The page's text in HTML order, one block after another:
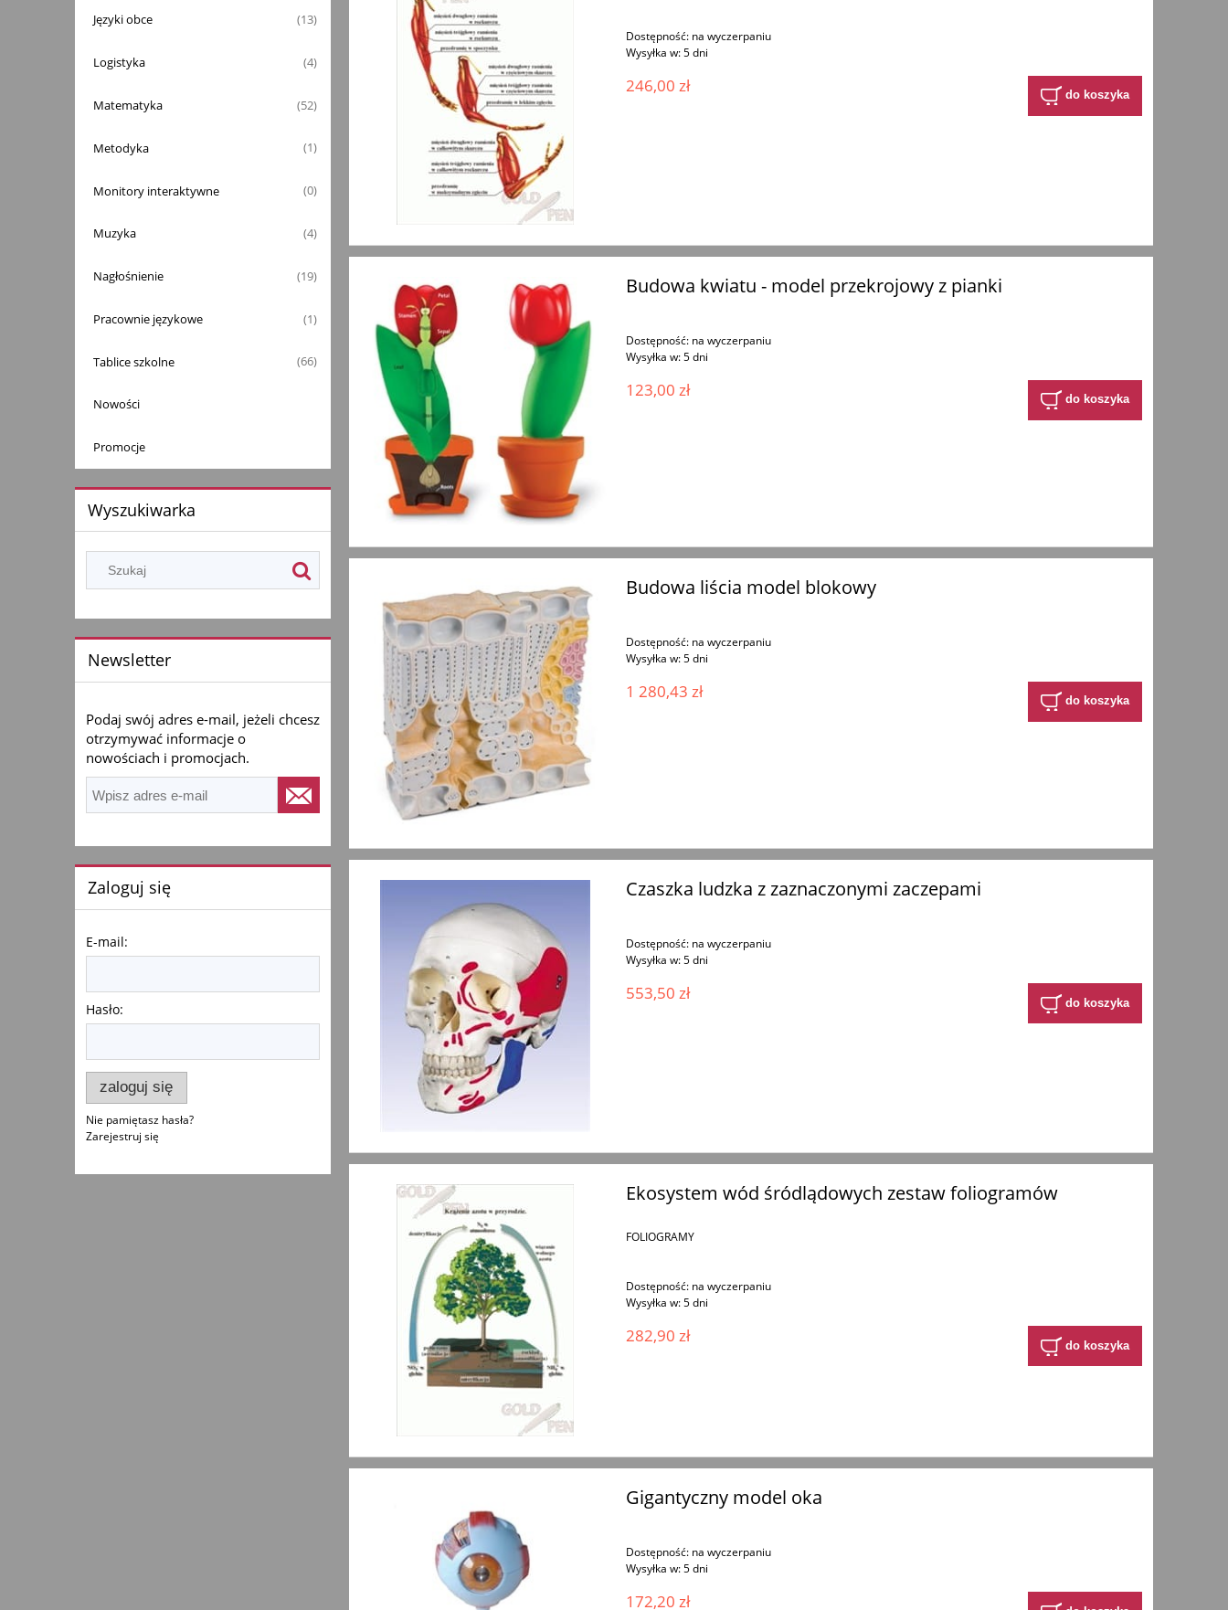
Języki obce (13)
Logistyka (4)
Matematyka (52)
Metodyka (1)
Monitory interaktywne (0)
Muzyka (4)
Nagłośnienie (19)
Pracownie językowe (1)
Tablice szkolne (66)
Nowości
Promocje
Wyszukiwarka
Newsletter
Podaj swój adres e-mail, jeżeli chcesz
otrzymywać informacje o
nowościach i promocjach.
Zaloguj się
E-mail:
Hasło:
zaloguj się
Nie pamiętasz hasła?
Zarejestruj się
Dostępność: na wyczerpaniu
Wysyłka w:5 dni
246,00 zł do koszyka
Budowa kwiatu - model przekrojowy z pianki
Dostępność: na wyczerpaniu
Wysyłka w:5 dni
123,00 zł do koszyka
Budowa liścia model blokowy
Dostępność: na wyczerpaniu
Wysyłka w:5 dni
1 280,43 zł do koszyka
Czaszka ludzka z zaznaczonymi zaczepami
Dostępność: na wyczerpaniu
Wysyłka w:5 dni
553,50 zł do koszyka
Ekosystem wód śródlądowych zestaw foliogramów
FOLIOGRAMY
Dostępność: na wyczerpaniu
Wysyłka w:5 dni
282,90 zł do koszyka
Gigantyczny model oka
Dostępność: na wyczerpaniu
Wysyłka w:5 dni
172,20 zł